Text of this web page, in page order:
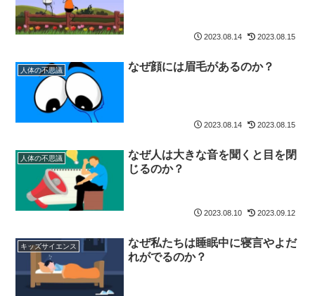
2023.08.14 2023.08.15
人体の不思議 なぜ顔には眉毛があるのか？
2023.08.14 2023.08.15
人体の不思議
なぜ人は大きな音を聞くと目を閉
じるのか？
2023.08.10 2023.09.12
キッズサイエンス
なぜ私たちは睡眠中に寝言やよだ
れがでるのか？